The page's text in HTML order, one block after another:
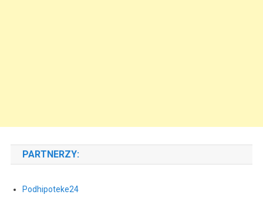
PARTNERZY:
Podhipoteke24